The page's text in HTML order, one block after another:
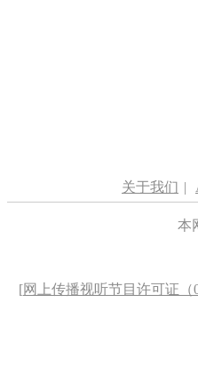
关于我们 |
本
[网上传播视听节目许可证（